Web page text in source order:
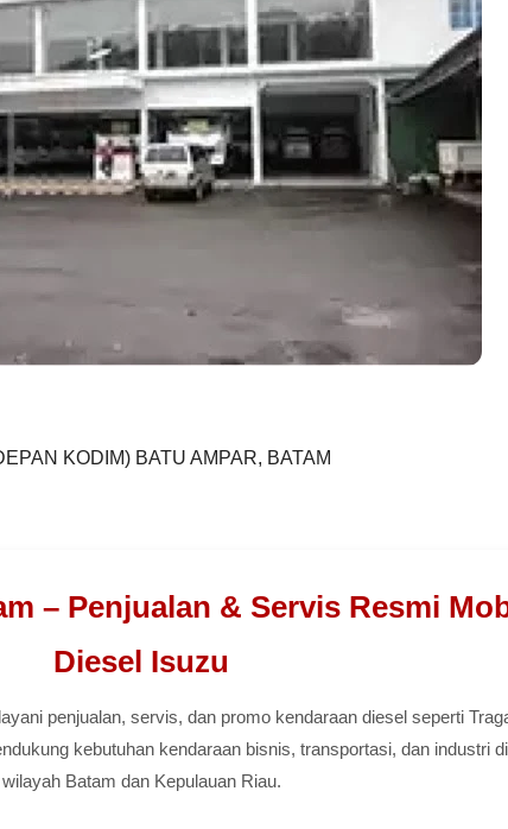
KODIM) BATU AMPAR, BATAM
– Penjualan & Servis Resmi
Diesel Isuzu
penjualan, servis, dan promo kendaraan diesel seperti
kebutuhan kendaraan bisnis, transportasi, dan industri di
wilayah Batam dan Kepulauan Riau.